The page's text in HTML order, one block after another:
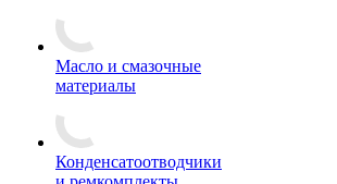
Масло и смазочные
материалы
Конденсатоотводчики